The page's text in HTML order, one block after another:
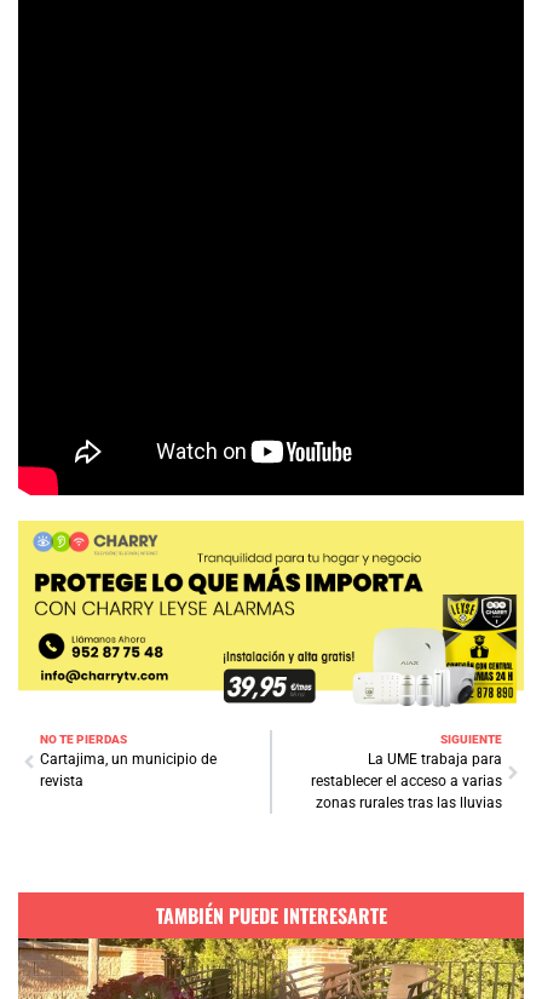
NO TE PIERDAS
Cartajima, un municipio de
revista
SIGUIENTE
La UME trabaja para
restablecer el acceso a varias
zonas rurales tras las lluvias
TAMBIÉN PUEDE INTERESARTE